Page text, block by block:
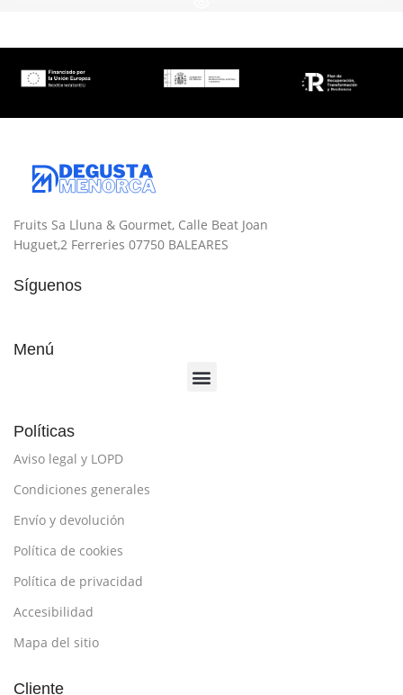
Fruits Sa Lluna & Gourmet, Calle Beat Joan
Huguet,2 Ferreries 07750 BALEARES
Síguenos
Menú
Políticas
Aviso legal y LOPD
Condiciones generales
Envío y devolución
Política de cookies
Política de privacidad
Accesibilidad
Mapa del sitio
Cliente